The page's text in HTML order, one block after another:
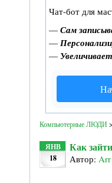
Чат-бот для
— Сам
—
—
Компьютерные ЛЮДИ>
ЯНВ
18
Как
Автор: